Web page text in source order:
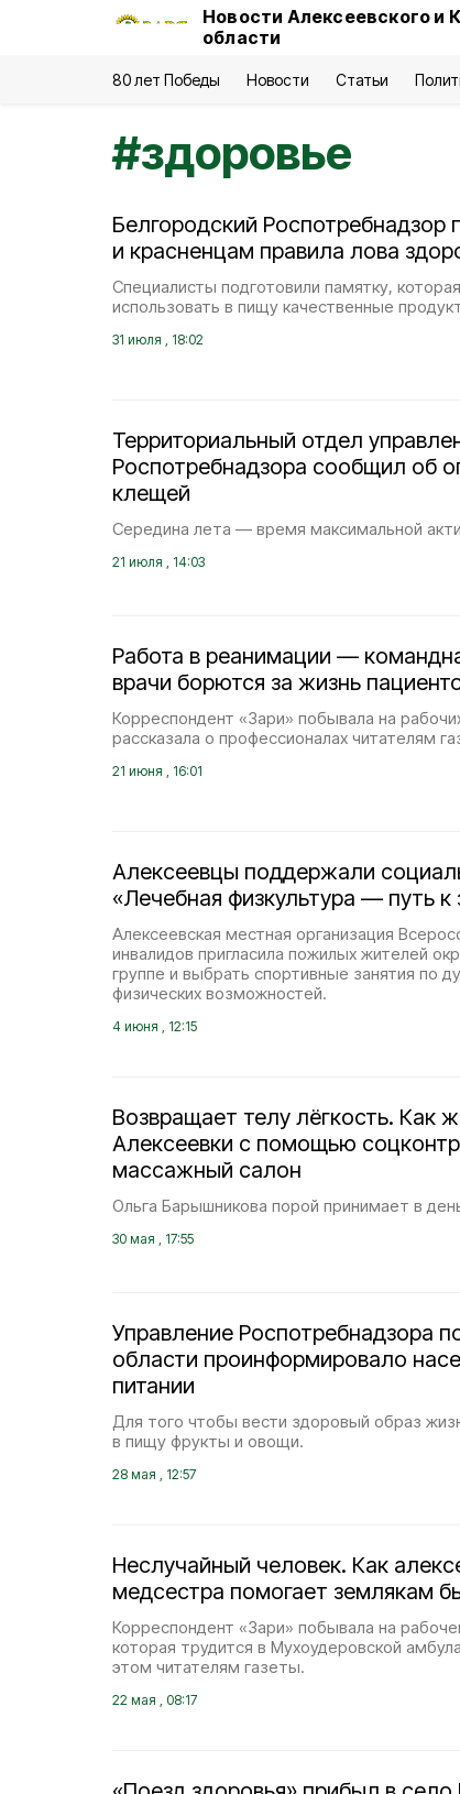
Новости Алексеевского и
области
80 лет Победы Новости Статьи
#здоровье
Белгородский Роспотребнадзор
и красненцам правила лова
Специалисты подготовили памятку,
использовать в пищу качественные
31 июля , 18:02
Территориальный отдел
Роспотребнадзора сообщил об
клещей
Середина лета — время максимальной
21 июля , 14:03
Работа в реанимации —
врачи борются за жизнь
Корреспондент «Зари» побывала на
рассказала о профессионалах читателям
21 июня , 16:01
Алексеевцы поддержали
«Лечебная физкультура — путь
Алексеевская местная организация
инвалидов пригласила пожилых жителей
группе и выбрать спортивные занятия по
физических возможностей.
4 июня , 12:15
Возвращает телу лёгкость. Как
Алексеевки с помощью
массажный салон
Ольга Барышникова порой принимает в
30 мая , 17:55
Управление Роспотребнадзора
области проинформировало
питании
Для того чтобы вести здоровый образ
в пищу фрукты и овощи.
28 мая , 12:57
Неслучайный человек. Как
медсестра помогает землякам
Корреспондент «Зари» побывала на
которая трудится в Мухоудеровской
этом читателям газеты.
22 мая , 08:17